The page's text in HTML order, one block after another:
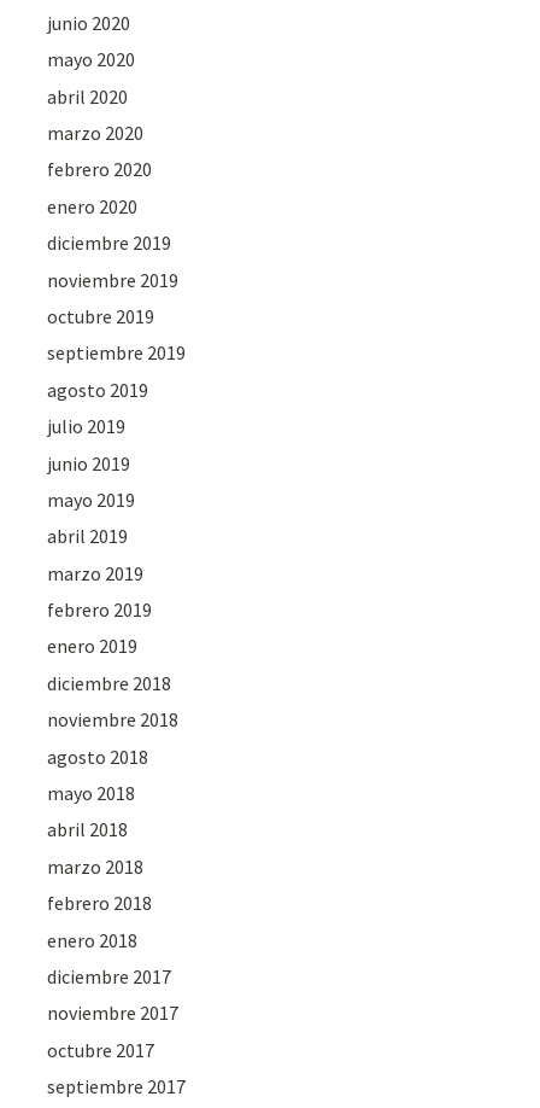
junio 2020
mayo 2020
abril 2020
marzo 2020
febrero 2020
enero 2020
diciembre 2019
noviembre 2019
octubre 2019
septiembre 2019
agosto 2019
julio 2019
junio 2019
mayo 2019
abril 2019
marzo 2019
febrero 2019
enero 2019
diciembre 2018
noviembre 2018
agosto 2018
mayo 2018
abril 2018
marzo 2018
febrero 2018
enero 2018
diciembre 2017
noviembre 2017
octubre 2017
septiembre 2017